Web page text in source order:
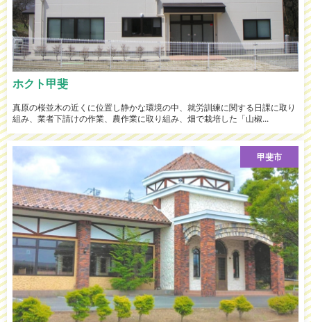
ホクト甲斐
真原の桜並木の近くに位置し静かな環境の中、就労訓練に関する日課に取り
組み、業者下請けの作業、農作業に取り組み、畑で栽培した「山椒...
甲斐市